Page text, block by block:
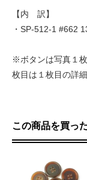
【内 訳】
・SP-512-1 #662
※ボタンは写真１
枚目は１枚目の詳細
この商品を買っ